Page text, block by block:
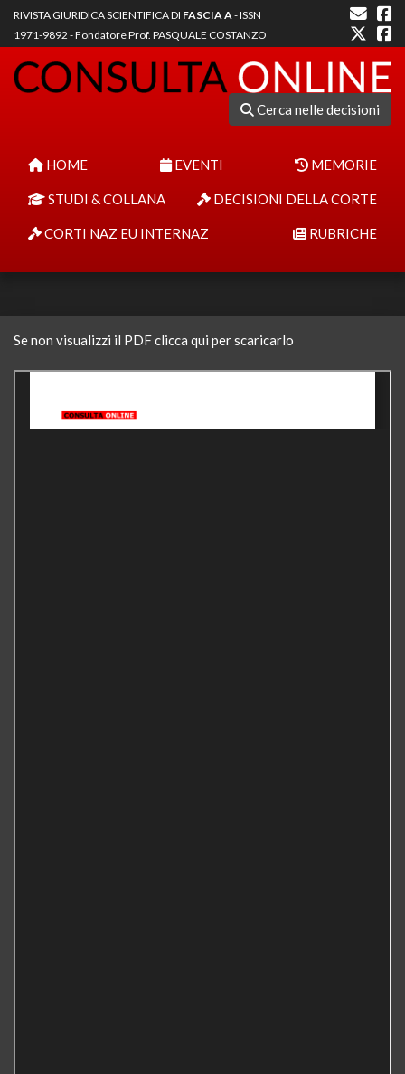
RIVISTA GIURIDICA SCIENTIFICA DI FASCIA A- ISSN
1971-9892 - Fondatore Prof. PASQUALE COSTANZO
Cerca nelle decisioni
HOME EVENTI MEMORIE
STUDI & COLLANA DECISIONI DELLA CORTE
CORTI NAZ EU INTERNAZ RUBRICHE
Se non visualizzi il PDF clicca qui per scaricarlo